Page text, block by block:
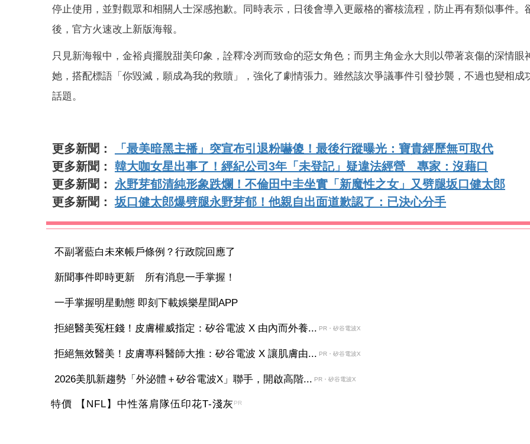
停止使用，並對觀眾和相關人士深感抱歉。同時表示，日後會導入更嚴格的審核流程，防止再有類似事件。
後，官方火速改上新版海報。
只見新海報中，金裕貞擺脫甜美印象，詮釋冷冽而致命的惡女角色；而男主角金永大則以帶著哀傷的深情眼
她，搭配標語「你毀滅，願成為我的救贖」，強化了劇情張力。雖然該次爭議事件引發抄襲，不過也變相成
話題。
更多新聞：
「最美暗黑主播」突宣布引退粉嚇傻！最後行蹤曝光：寶貴經歷無可取代
更多新聞： 韓大咖女星出事了！經紀公司3年「未登記」疑違法經營 專家：沒藉口
更多新聞： 永野芽郁清純形象跌爛！不倫田中圭坐實「新魔性之女」又劈腿坂口健太郎
更多新聞：坂口健太郎爆劈腿永野芽郁！他親自出面道歉認了：已決心分手
不副署藍白未來帳戶條例？行政院回應了
新聞事件即時更新 所有消息一手掌握！
一手掌握明星動態 即刻下載娛樂星聞APP
拒絕醫美冤枉錢！皮膚權威指定：矽谷電波 X 由內而外養... PR・矽谷電波X
拒絕無效醫美！皮膚專科醫師大推：矽谷電波 X 讓肌膚由... PR・矽谷電波X
2026美肌新趨勢「外泌體＋矽谷電波X」聯手，開啟高階... PR・矽谷電波X
特價 【NFL】中性落肩隊伍印花T-淺灰 PR